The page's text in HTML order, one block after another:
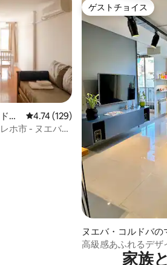
ミ
レビュー129件、5つ星中4.74つ星
4.74 (129)
ホ市 - ヌエバ・
ゲストチョイス
ゲストチョイス
ヌエバ・コルドバの
ン・アパート
高級感あふれるデザ
家族